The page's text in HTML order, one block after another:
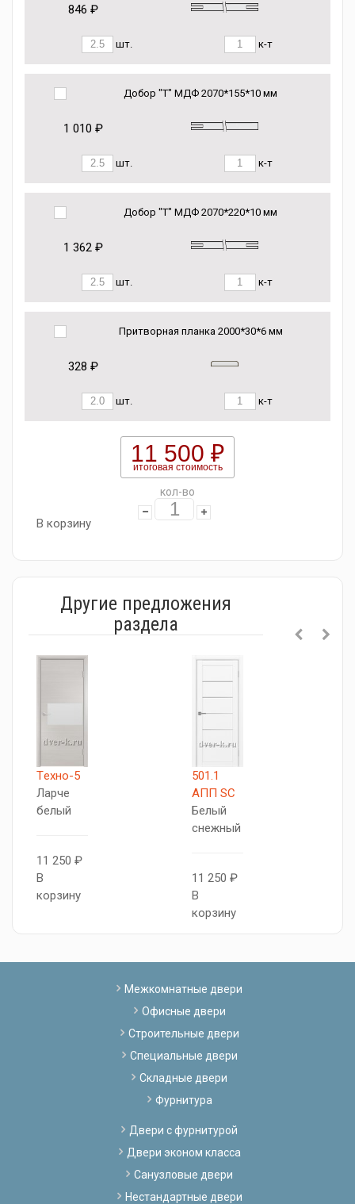
846 ₽
шт. к-т
Добор "Т" МДФ 2070*155*10 мм
1 010 ₽
шт. к-т
Добор "Т" МДФ 2070*220*10 мм
1 362 ₽
шт. к-т
Притворная планка 2000*30*6 мм
328 ₽
шт. к-т
11 500 ₽
итоговая стоимость
кол-во
В корзину
Другие предложения
раздела
Tехно-5
Ларче
белый
11 250 ₽
В
корзину
501.1
АПП SC
Белый
снежный
11 250 ₽
В
корзину
Межкомнатные двери
Офисные двери
Строительные двери
Специальные двери
Складные двери
Фурнитура
Двери с фурнитурой
Двери эконом класса
Санузловые двери
Нестандартные двери